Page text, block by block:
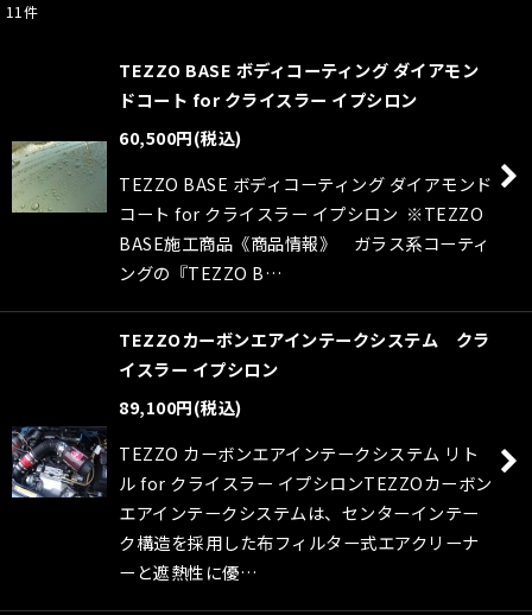
11件
TEZZO BASE ボディコーティング ダイアモン
ドコート for クライスラー イプシロン
60,500円(税込)
TEZZO BASE ボディコーティング ダイアモンド
コート for クライスラー イプシロン ※TEZZO
BASE施工商品《商品情報》 ガラス系コーティ
ングの『TEZZO B…
TEZZOカーボンエアインテークシステム クラ
イスラー イプシロン
89,100円(税込)
TEZZO カーボンエアインテークシステム リト
ル for クライスラー イプシロンTEZZOカーボン
エアインテークシステムは、センターインテー
ク構造を採用した布フィルター式エアクリーナ
ーと遮熱性に優…